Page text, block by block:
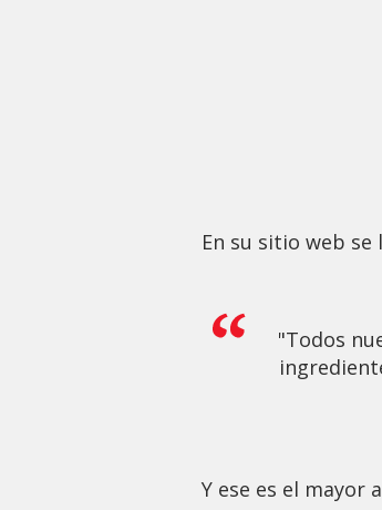
En su sitio web se
"Todos
Y ese es el mayor